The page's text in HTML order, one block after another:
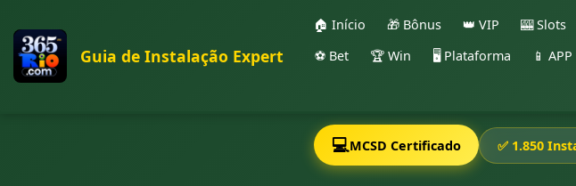
Guia de Instalação Expert
🏠 Início 🎁 Bônus 👑 VIP 🎰 Slots
⚽ Bet
🏆 Win 🖥️ Plataforma 📱 APP
💻MCSD Certificado ✅ 1.850